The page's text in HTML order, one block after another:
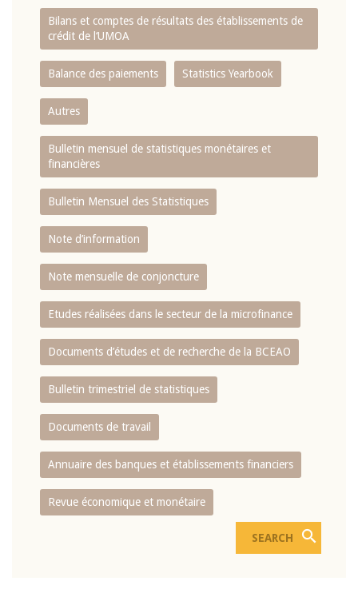
Bilans et comptes de résultats des établissements de
crédit de l‘UMOA
Balance des paiements Statistics Yearbook
Autres
Bulletin mensuel de statistiques monétaires et
financières
Bulletin Mensuel des Statistiques
Note d’information
Note mensuelle de conjoncture
Etudes réalisées dans le secteur de la microfinance
Documents d’études et de recherche de la BCEAO
Bulletin trimestriel de statistiques
Documents de travail
Annuaire des banques et établissements financiers
Revue économique et monétaire